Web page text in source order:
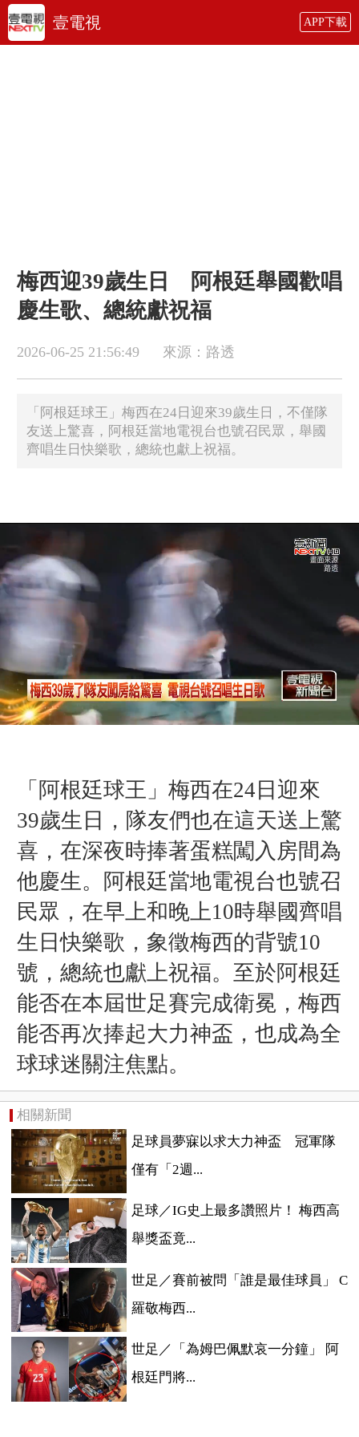
壹電視 APP下載
梅西迎39歲生日 阿根廷舉國歡唱
慶生歌、總統獻祝福
2026-06-25 21:56:49 來源：路透
「阿根廷球王」梅西在24日迎來39歲生日，不僅隊
友送上驚喜，阿根廷當地電視台也號召民眾，舉國
齊唱生日快樂歌，總統也獻上祝福。
「阿根廷球王」梅西在24日迎來
39歲生日，隊友們也在這天送上驚
喜，在深夜時捧著蛋糕闖入房間為
他慶生。阿根廷當地電視台也號召
民眾，在早上和晚上10時舉國齊唱
生日快樂歌，象徵梅西的背號10
號，總統也獻上祝福。至於阿根廷
能否在本屆世足賽完成衛冕，梅西
能否再次捧起大力神盃，也成為全
球球迷關注焦點。
相關新聞
足球員夢寐以求大力神盃 冠軍隊
僅有「2週...
足球／IG史上最多讚照片！ 梅西高
舉獎盃竟...
世足／賽前被問「誰是最佳球員」 C
羅敬梅西...
世足／「為姆巴佩默哀一分鐘」 阿
根廷門將...